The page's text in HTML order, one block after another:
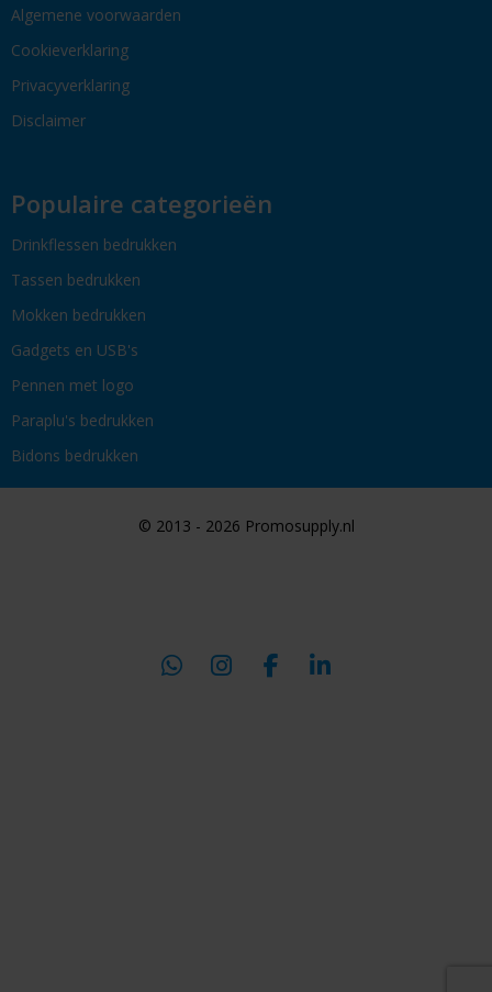
Algemene voorwaarden
Cookieverklaring
Privacyverklaring
Disclaimer
Populaire categorieën
Drinkflessen bedrukken
Tassen bedrukken
Mokken bedrukken
Gadgets en USB's
Pennen met logo
Paraplu's bedrukken
Bidons bedrukken
© 2013 - 2026 Promosupply.nl